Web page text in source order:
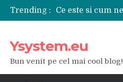
Trending :
Ysystem.eu
Bun venit pe cel mai cool blog!